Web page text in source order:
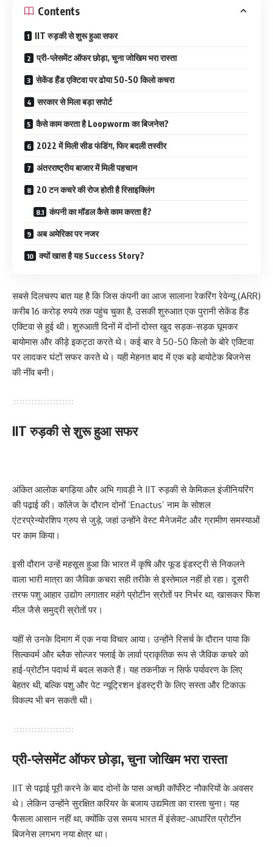
Contents
IIT रुड़की से शुरू हुआ सफर
प्री-प्लेसमेंट ऑफर छोड़ा, चुना जोखिम भरा रास्ता
सेकेंड हैंड एक्टिवा पर ढोया 50-50 किलो कचरा
सरकार से मिला बड़ा सपोर्ट
कैसे काम करता है Loopworm का बिजनेस?
2022 में मिली सीड फंडिंग, फिर बदली तस्वीर
अंतरराष्ट्रीय बाजार में मिली पहचान
20 टन कचरे की रोज होती है रिसाइक्लिंग
कंपनी का मॉडल कैसे काम करता है?
अब अमेरिका पर नजर
क्यों खास है यह Success Story?
सबसे दिलचस्प बात यह है कि जिस कंपनी का आज सालाना रेकरिंग रेवेन्यू (ARR)
करीब 16 करोड़ रुपये तक पहुंच चुका है, उसकी शुरुआत एक पुरानी सेकेंड हैंड
एक्टिवा से हुई थी। शुरुआती दिनों में दोनों दोस्त खुद सड़क-सड़क घूमकर
बायोमास और कीड़े इकट्ठा करते थे। कई बार वे 50-50 किलो के बोरे एक्टिवा
पर लादकर घंटों सफर करते थे। यही मेहनत बाद में एक बड़े बायोटेक बिजनेस
की नींव बनी।
IIT रुड़की से शुरू हुआ सफर
अंकित आलोक बगड़िया और अभि गावड़ी ने IIT रुड़की से केमिकल इंजीनियरिंग
की पढ़ाई की। कॉलेज के दौरान दोनों ‘Enactus’ नाम के सोशल
एंटरप्रेन्योरशिप ग्रुप से जुड़े, जहां उन्होंने वेस्ट मैनेजमेंट और ग्रामीण समस्याओं
पर काम किया।
इसी दौरान उन्हें महसूस हुआ कि भारत में कृषि और फूड इंडस्ट्री से निकलने
वाला भारी मात्रा का जैविक कचरा सही तरीके से इस्तेमाल नहीं हो रहा। दूसरी
तरफ पशु आहार उद्योग लगातार महंगे प्रोटीन स्रोतों पर निर्भर था, खासकर फिश
मील जैसे समुद्री स्रोतों पर।
यहीं से उनके दिमाग में एक नया विचार आया। उन्होंने रिसर्च के दौरान पाया कि
सिल्कवर्म और ब्लैक सोल्जर फ्लाई के लार्वा प्राकृतिक रूप से जैविक कचरे को
हाई-प्रोटीन पदार्थ में बदल सकते हैं। यह तकनीक न सिर्फ पर्यावरण के लिए
बेहतर थी, बल्कि पशु और पेट न्यूट्रिशन इंडस्ट्री के लिए सस्ता और टिकाऊ
विकल्प भी बन सकती थी।
प्री-प्लेसमेंट ऑफर छोड़ा, चुना जोखिम भरा रास्ता
IIT से पढ़ाई पूरी करने के बाद दोनों के पास अच्छी कॉर्पोरेट नौकरियों के अवसर
थे। लेकिन उन्होंने सुरक्षित करियर के बजाय उद्यमिता का रास्ता चुना। यह
फैसला आसान नहीं था, क्योंकि उस समय भारत में इंसेक्ट-आधारित प्रोटीन
बिजनेस लगभग नया क्षेत्र था।